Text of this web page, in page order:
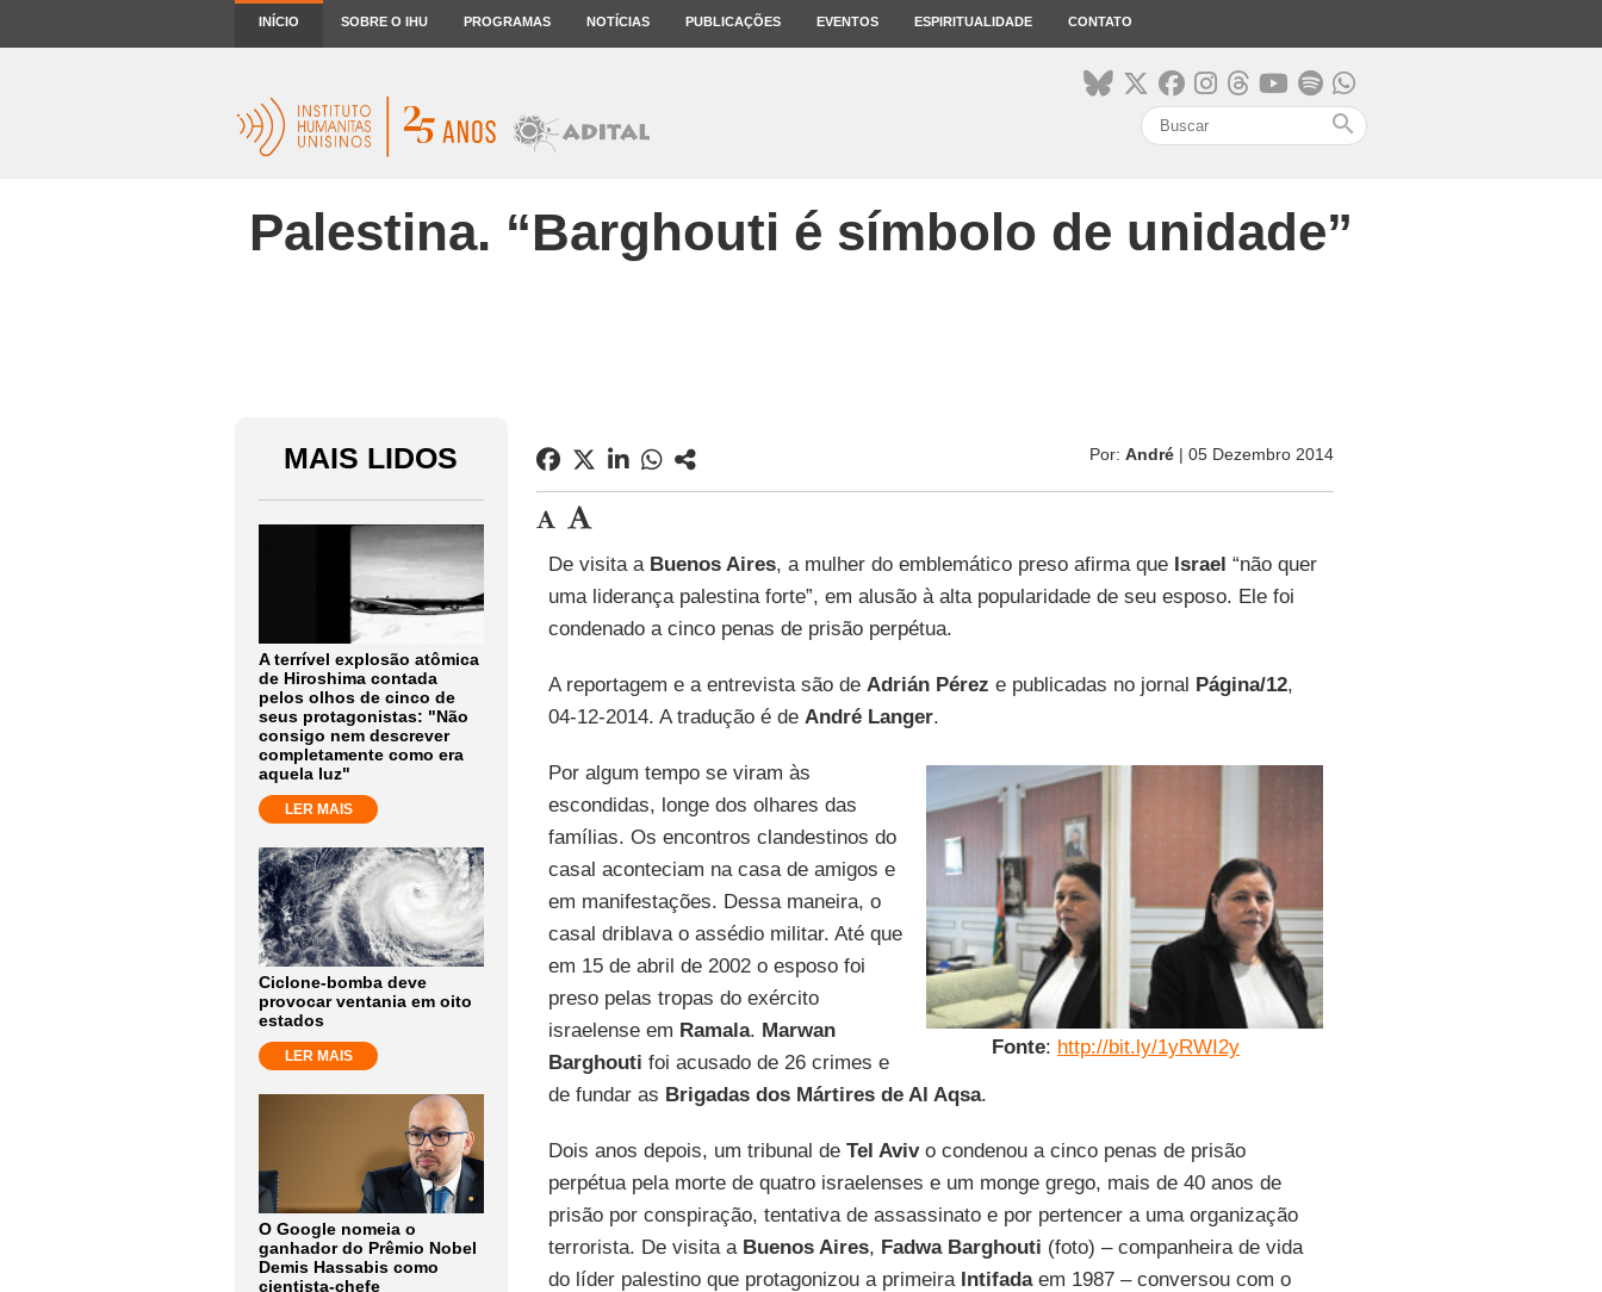
INÍCIO SOBRE O IHU PROGRAMAS NOTÍCIAS PUBLICAÇÕES EVENTOS ESPIRITUALIDADE CONTATO
search
Palestina. “Barghouti é símbolo de unidade”
MAIS LIDOS
A terrível explosão atômica
de Hiroshima contada
pelos olhos de cinco de
seus protagonistas: "Não
consigo nem descrever
completamente como era
aquela luz"
LER MAIS
Ciclone-bomba deve
provocar ventania em oito
estados
LER MAIS
O Google nomeia o
ganhador do Prêmio Nobel
Demis Hassabis como
cientista-chefe
Por: André| 05 Dezembro 2014
De visita a Buenos Aires, a mulher do emblemático preso afirma que Israel “não quer
uma liderança palestina forte”, em alusão à alta popularidade de seu esposo. Ele foi
condenado a cinco penas de prisão perpétua.
A reportagem e a entrevista são de Adrián Pérez e publicadas no jornal Página/12,
04-12-2014. A tradução é de André Langer.
Fonte: http://bit.ly/1yRWI2y
Por algum tempo se viram às
escondidas, longe dos olhares das
famílias. Os encontros clandestinos do
casal aconteciam na casa de amigos e
em manifestações. Dessa maneira, o
casal driblava o assédio militar. Até que
em 15 de abril de 2002 o esposo foi
preso pelas tropas do exército
israelense em Ramala. Marwan
Barghouti foi acusado de 26 crimes e
de fundar as Brigadas dos Mártires de Al Aqsa.
Dois anos depois, um tribunal de Tel Avivo condenou a cinco penas de prisão
perpétua pela morte de quatro israelenses e um monge grego, mais de 40 anos de
prisão por conspiração, tentativa de assassinato e por pertencer a uma organização
terrorista. De visita a Buenos Aires, Fadwa Barghouti (foto) – companheira de vida
do líder palestino que protagonizou a primeira Intifadaem 1987 – conversou com o